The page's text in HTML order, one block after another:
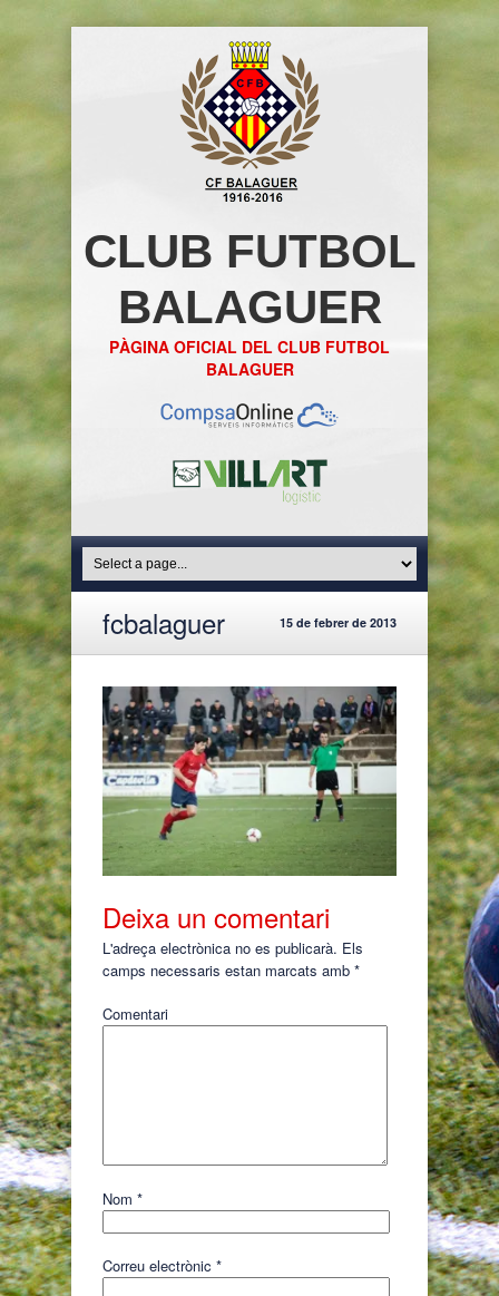
CLUB FUTBOL
BALAGUER
PÀGINA OFICIAL DEL CLUB FUTBOL
BALAGUER
fcbalaguer 15 de febrer de 2013
Deixa un comentari
L'adreça electrònica no es publicarà. Els
camps necessaris estan marcats amb *
Comentari
Nom *
Correu electrònic *